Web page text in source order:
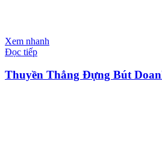
Xem nhanh
Đọc tiếp
Thuyền Thẳng Đựng Bút